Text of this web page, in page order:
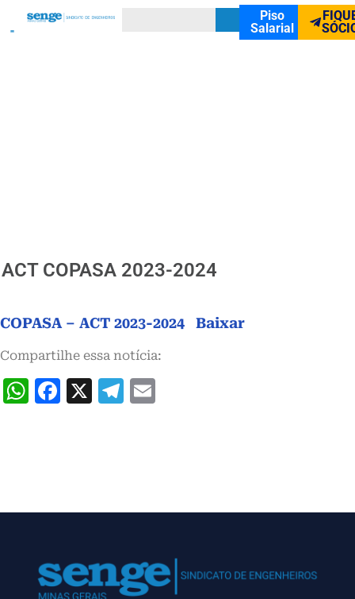
Piso
Salarial
ACT COPASA 2023-2024
COPASA – ACT 2023-2024 Baixar
Compartilhe essa notícia:
WhatsApp
Facebook
X Telegram